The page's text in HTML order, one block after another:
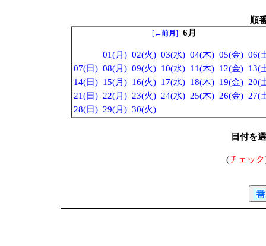
順
[←前月 ] 6月
01(月) 02(火) 03(水) 04(木) 05(金) 06(
07(日) 08(月) 09(火) 10(水) 11(木) 12(金) 13(
14(日) 15(月) 16(火) 17(水) 18(木) 19(金) 20(
21(日) 22(月) 23(火) 24(水) 25(木) 26(金) 27(
28(日) 29(月) 30(火)
日付を
(チェック